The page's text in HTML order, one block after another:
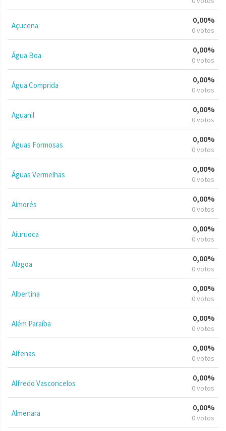
Açucena
0,00%
0 votos
Água Boa
0,00%
0 votos
Água Comprida
0,00%
0 votos
Aguanil
0,00%
0 votos
Águas Formosas
0,00%
0 votos
Águas Vermelhas
0,00%
0 votos
Aimorés
0,00%
0 votos
Aiuruoca
0,00%
0 votos
Alagoa
0,00%
0 votos
Albertina
0,00%
0 votos
Além Paraíba
0,00%
0 votos
Alfenas
0,00%
0 votos
Alfredo Vasconcelos
0,00%
0 votos
Almenara
0,00%
0 votos